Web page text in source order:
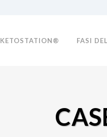
KETOSTATION® FASI